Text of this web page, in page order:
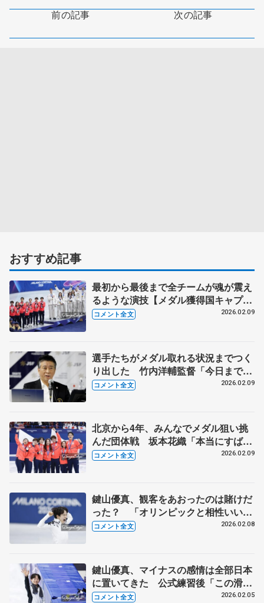
前の記事 次の記事
おすすめ記事
最初から最後まで全チームが魂が震え
るような演技【メダル獲得国キャプテ
ン会見全文】
コメント全文 2026.02.09
選手たちがメダル取れる状況までつく
り出した 竹内洋輔監督「今日までの
全ての演技が誇らしい」 【ミラノ五
コメント全文 2026.02.09
北京から4年、みんなでメダル狙い挑
んだ団体戦 坂本花織「本当にすばら
しい選手ばっか」【ミラノ五輪団体戦
コメント全文 2026.02.09
鍵山優真、観客をあおったのは賭けだ
った？ 「オリンピックと相性いいの
かな」【ミラノ五輪団体男子SP
コメント全文 2026.02.08
鍵山優真、マイナスの感情は全部日本
に置いてきた 公式練習後「この滑り
が鍵山優真なんだぞっていうのを…」
コメント全文 2026.02.05